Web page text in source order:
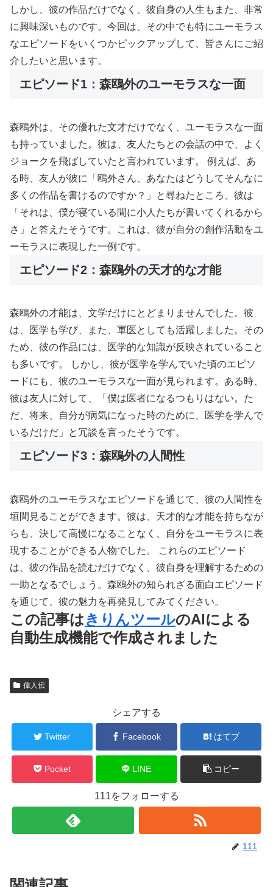
しかし、彼の作品だけでなく、彼自身の人生もまた、非常
に興味深いものです。今回は、その中でも特にユーモラス
なエピソードをいくつかピックアップして、皆さんにご紹
介したいと思います。
エピソード1：森鴎外のユーモラスな一面
森鴎外は、その優れた文才だけでなく、ユーモラスな一面
も持っていました。彼は、友人たちとの会話の中で、よく
ジョークを飛ばしていたと言われています。 例えば、あ
る時、友人が彼に「鴎外さん、あなたはどうしてそんなに
多くの作品を書けるのですか？」と尋ねたところ、彼は
「それは、僕が寝ている間に小人たちが書いてくれるから
さ」と答えたそうです。これは、彼が自分の創作活動をユ
ーモラスに表現した一例です。
エピソード2：森鴎外の天才的な才能
森鴎外の才能は、文学だけにとどまりませんでした。彼
は、医学も学び、また、軍医としても活躍しました。その
ため、彼の作品には、医学的な知識が反映されていること
も多いです。 しかし、彼が医学を学んでいた頃のエピソ
ードにも、彼のユーモラスな一面が見られます。ある時、
彼は友人に対して、「僕は医者になるつもりはない。た
だ、将来、自分が病気になった時のために、医学を学んで
いるだけだ」と冗談を言ったそうです。
エピソード3：森鴎外の人間性
森鴎外のユーモラスなエピソードを通じて、彼の人間性を
垣間見ることができます。彼は、天才的な才能を持ちなが
らも、決して高慢になることなく、自分をユーモラスに表
現することができる人物でした。 これらのエピソード
は、彼の作品を読むだけでなく、彼自身を理解するための
一助となるでしょう。森鴎外の知られざる面白エピソード
を通じて、彼の魅力を再発見してみてください。
この記事はきりんツールのAIによる
自動生成機能で作成されました
偉人伝
シェアする
Twitter Facebook はてブ
Pocket LINE コピー
111をフォローする
111